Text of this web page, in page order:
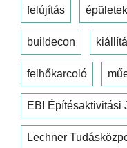
felújítás épületek
buildecon
felhőkarcoló
EBI Építésaktivitási
Lechner